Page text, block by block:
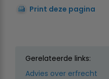
Print deze pagina
Gerelateerde links:
Advies over erfrecht